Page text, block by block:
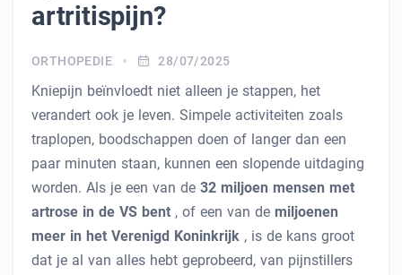
artritispijn?
ORTHOPEDIE 28/07/2025
Kniepijn beïnvloedt niet alleen je stappen, het
verandert ook je leven. Simpele activiteiten zoals
traplopen, boodschappen doen of langer dan een
paar minuten staan, kunnen een slopende uitdaging
worden. Als je een van de 32 miljoen mensen met
artrose in de VS bent , of een van de miljoenen
meer in het Verenigd Koninkrijk , is de kans groot
dat je al van alles hebt geprobeerd, van pijnstillers